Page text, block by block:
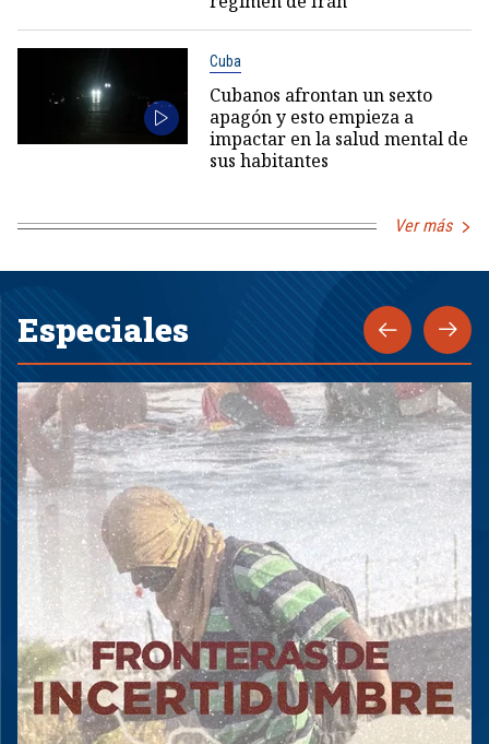
Cuba
Cubanos afrontan un sexto
apagón y esto empieza a
impactar en la salud mental de
sus habitantes
Ver más
Especiales